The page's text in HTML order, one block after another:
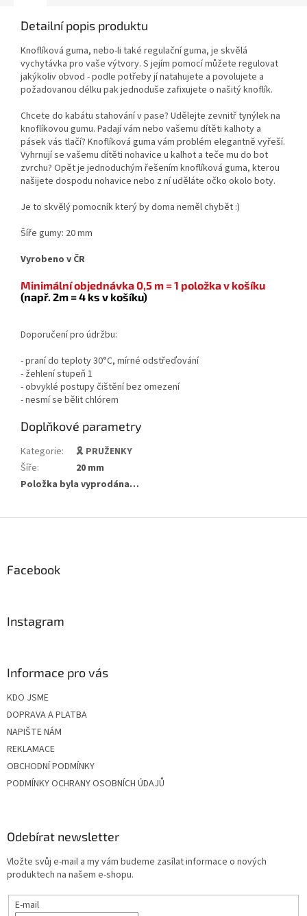
Detailní popis produktu
Knoflíková guma, nebo-li také regulační guma, je skvělá
vychytávka pro vaše výtvory. S jejím pomocí můžete regulovat
jakýkoliv obvod - podle potřeby jí natahujete a povolujete a
požadovanou délku pak jednoduše zafixujete o našitý knoflík.
Chcete do kabátu stahování v pase? Udělejte zevnitř tynýlek na
knoflíkovou gumu. Padají vám nebo vašemu dítěti kalhoty a
pásek vás tlačí? Knoflíková guma vám problém elegantně vyřeší.
Vyhrnují se vašemu dítěti nohavice u kalhot a teče mu do bot
zvrchu? Opět je jednoduchým řešením knoflíková guma, kterou
našijete dospodu nohavice nebo z ní uděláte očko okolo boty.
Je to skvělý pomocník který by doma neměl chybět :)
Šíře gumy: 20 mm
Vyrobeno v ČR
Minimální objednávka 0,5 m = 1 položka v košíku
(např. 2m = 4 ks v košíku)
Doporučení pro údržbu:
- praní do teploty 30°C, mírné odstřeďování
- žehlení stupeň 1
- obvyklé postupy čištění bez omezení
- nesmí se bělit chlórem
Doplňkové parametry
Kategorie:
🎗️ PRUŽENKY
Šíře:
20 mm
Položka byla vyprodána…
Facebook
Instagram
Informace pro vás
KDO JSME
DOPRAVA A PLATBA
NAPIŠTE NÁM
REKLAMACE
OBCHODNÍ PODMÍNKY
PODMÍNKY OCHRANY OSOBNÍCH ÚDAJŮ
Odebírat newsletter
Vložte svůj e-mail a my vám budeme zasílat informace o nových
produktech na našem e-shopu.
E-mail